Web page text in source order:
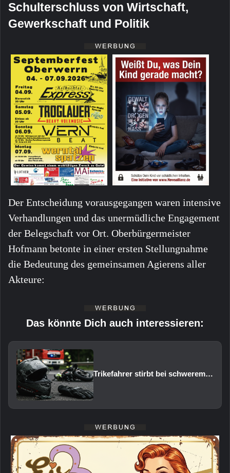
Schulterschluss von Wirtschaft,
Gewerkschaft und Politik
Der Entscheidung vorausgegangen waren intensive
Verhandlungen und das unermüdliche Engagement
der Belegschaft vor Ort. Oberbürgermeister
Hofmann betonte in einer ersten Stellungnahme
die Bedeutung des gemeinsamen Agierens aller
Akteure:
Das könnte Dich auch interessieren:
Trikefahrer stirbt bei schwerem Verkehrsunfall auf der B303